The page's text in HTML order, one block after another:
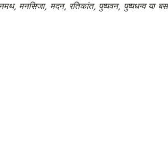
मनसिजा, मदन, रतिकांत, पुष्पवन, पुष्पधन्व या बस